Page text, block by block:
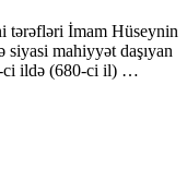
tərəfləri İmam Hüseynin
mahiyyət daşıyan
ci ildə (680-ci il) …